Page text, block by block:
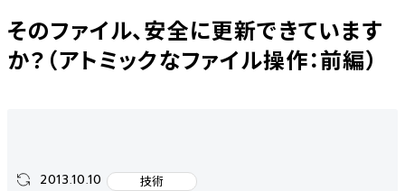
そのファイル、安全に更新できています
か？（アトミックなファイル操作：前編）
2013.10.10 技術